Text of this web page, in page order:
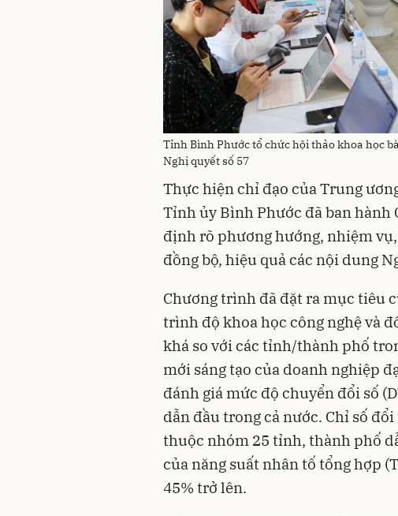
Tỉnh Bình Phước tổ chức hội thảo khoa học
Nghị quyết số 57
Thực hiện chỉ đạo của Trung
Tỉnh ủy Bình Phước đã ban hành
định rõ phương hướng, nhiệm
đồng bộ, hiệu quả các nội dung
Chương trình đã đặt ra mục tiêu
trình độ khoa học công nghệ và
khá so với các tỉnh/thành phố
mới sáng tạo của doanh nghiệp
đánh giá mức độ chuyển đổi số
dẫn đầu trong cả nước. Chỉ số
thuộc nhóm 25 tỉnh, thành phố
của năng suất nhân tố tổng hợp
45% trở lên.